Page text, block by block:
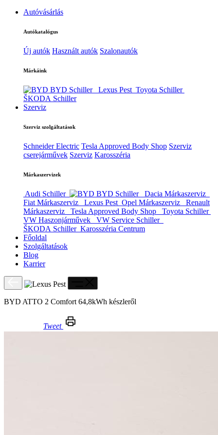
Autóvásárlás
Autókatalógus
Új autók Használt autók Szalonautók
Márkáink
BYD Schiller Lexus Pest Toyota Schiller
ŠKODA Schiller
Szerviz
Szerviz szolgáltatások
Schneider Electric Tesla Approved Body Shop Szerviz
cserejárművek Szerviz Karosszéria
Márkaszervizek
Audi Schiller BYD Schiller
Dacia Márkaszerviz
Fiat Márkaszerviz
Lexus Pest Opel Márkaszerviz
Renault
Márkaszerviz
Tesla Approved Body Shop
Toyota Schiller
VW Haszonjárművek
VW Service Schiller
ŠKODA Schiller Karosszéria Centrum
Főoldal
Szolgáltatások
Blog
Karrier
BYD ATTO 2 Comfort 64,8kWh készleről
Tweet